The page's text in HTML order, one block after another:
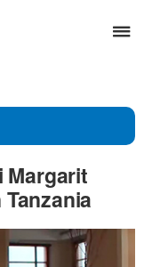
y
Universitat
Margarit